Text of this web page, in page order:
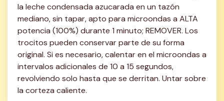
la leche condensada azucarada en un tazón
mediano, sin tapar, apto para microondas a ALTA
potencia (100%) durante 1 minuto; REMOVER. Los
trocitos pueden conservar parte de su forma
original. Si es necesario, calentar en el microondas a
intervalos adicionales de 10 a 15 segundos,
revolviendo solo hasta que se derritan. Untar sobre
la corteza caliente.